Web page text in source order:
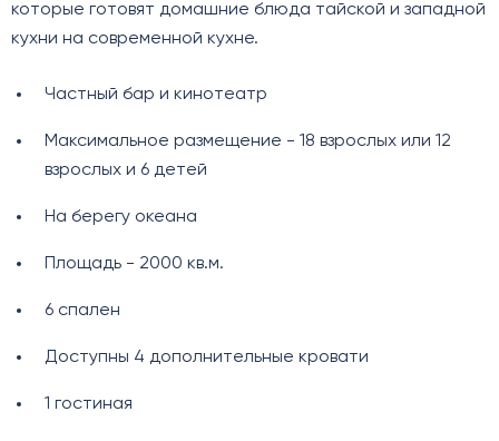
которые готовят домашние блюда тайской и западной
кухни на современной кухне.
Частный бар и кинотеатр
Максимальное размещение - 18 взрослых или 12
взрослых и 6 детей
На берегу океана
Площадь - 2000 кв.м.
6 спален
Доступны 4 дополнительные кровати
1 гостиная